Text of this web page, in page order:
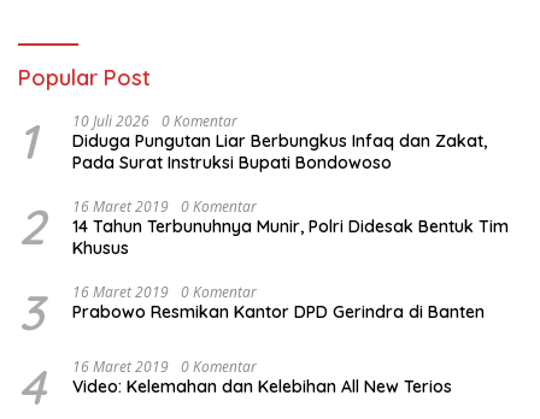
Popular Post
1 10 Juli 2026 0 Komentar
Diduga Pungutan Liar Berbungkus Infaq dan Zakat,
Pada Surat Instruksi Bupati Bondowoso
2 16 Maret 2019 0 Komentar
14 Tahun Terbunuhnya Munir, Polri Didesak Bentuk Tim
Khusus
3 16 Maret 2019 0 Komentar
Prabowo Resmikan Kantor DPD Gerindra di Banten
4 16 Maret 2019 0 Komentar
Video: Kelemahan dan Kelebihan All New Terios